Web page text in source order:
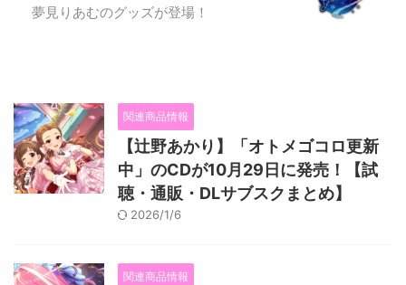
夢見りあむのグッズが登場！
関連商品情報
【辻野あかり】「オトメゴコロ更新
中」のCDが10月29日に発売！【試
聴・通販・DLサブスクまとめ】
2026/1/6
関連商品情報